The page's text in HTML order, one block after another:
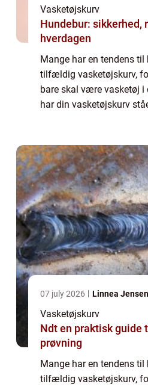
Vasketøjskurv
Hundebur: sikkerhed,
hverdagen
Mange har en tendens til
tilfældig vasketøjskurv,
bare skal være vasketøj i
har din vasketøjskurv
07 july 2026 Linnea Jensen
Vasketøjskurv
Ndt en praktisk guide til ikke-destruktiv
prøvning
Mange har en tendens til
tilfældig vasketøjskurv,